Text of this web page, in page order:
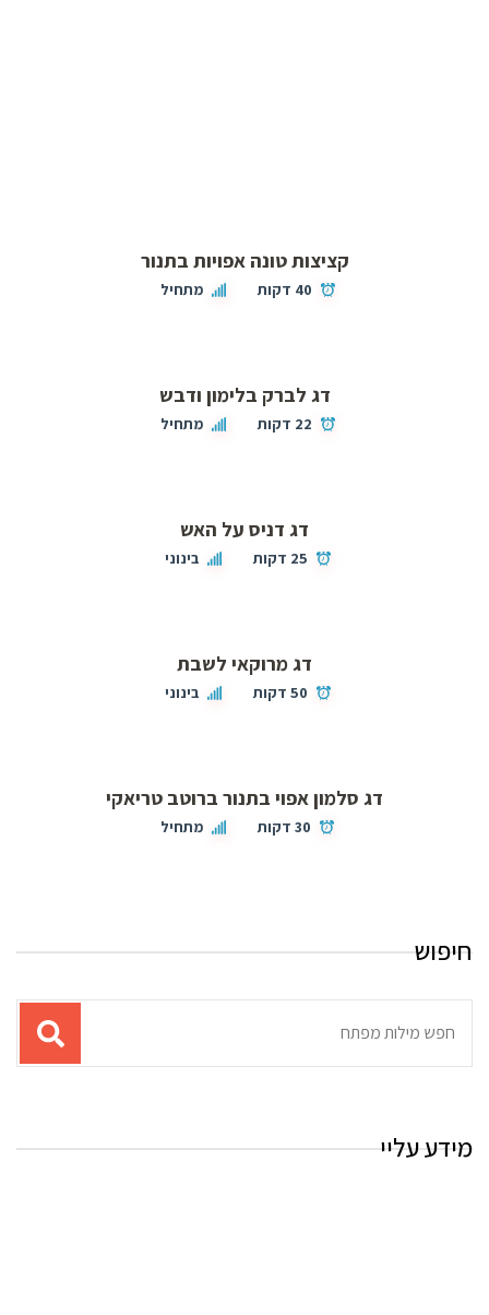
קציצות טונה אפויות בתנור
40 דקות מתחיל
דג לברק בלימון ודבש
22 דקות מתחיל
דג דניס על האש
25 דקות בינוני
דג מרוקאי לשבת
50 דקות בינוני
דג סלמון אפוי בתנור ברוטב טריאקי
30 דקות מתחיל
חיפוש
מידע עליי